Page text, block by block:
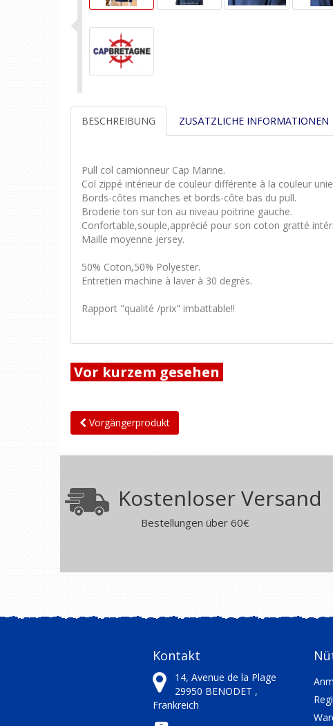
BESCHREIBUNG ZUSÄTZLICHE INFORMATIONEN
Pull col camionneur Cap Marine.
Col zippé intérieur de couleur différente à la couleur
Bords-côtes manches et bords-côte bas du pull.
Broderie ton sur ton au niveau poitrine gauche.
Confortable,souple,apprécié pour son coton gratté
Maille moyenne jersey.
50% Coton,50% Polyester.
Entretien machine à laver à 30 degrés.
Rapport "qualité /prix" imbattable!!
Vor kurzem gesehen
Vorgängerprodukt
Kostenloser Versand
Bestellungen über 60€
Kontakt
14, Avenue de la Plage
29950 BENODET ,
Frankreich